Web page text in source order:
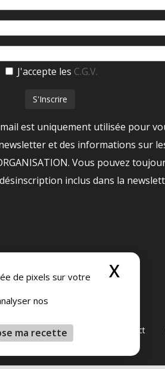
de pixels sur votre
nos
ma recette
X
J'accepte les C.G.V.
est uniquement utilisée pour
et des informations sur
Vous pouvez
inclus dans la
générales de vente Contact